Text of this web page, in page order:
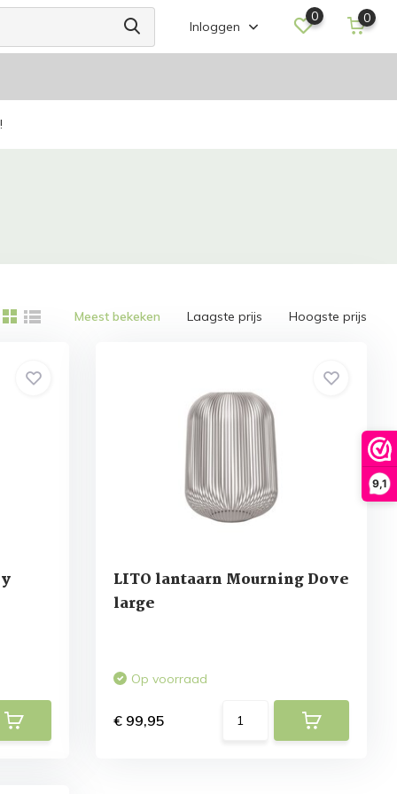
9,1
Inloggen
0 0
Meest bekeken Laagste prijs Hoogste prijs
LITO lantaarn Mourning Dove
large
Op voorraad
€ 99,95